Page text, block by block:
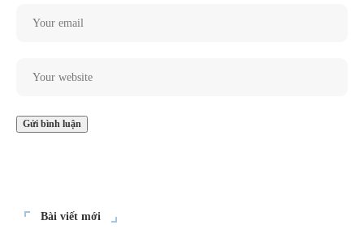
Bài viết mới